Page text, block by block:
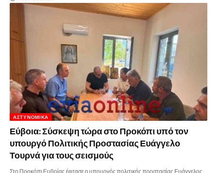
ΑΣΤΥΝΟΜΙΚΆ
Εύβοια: Σύσκεψη τώρα στο Προκόπι υπό τον
υπουργό Πολιτικής Προστασίας Ευάγγελο
Τουρνά για τους σεισμούς
Στο Προκόπι Ευβοίας έφτασε ο υπουργός πολιτικής προστασίας Ευάγγελος